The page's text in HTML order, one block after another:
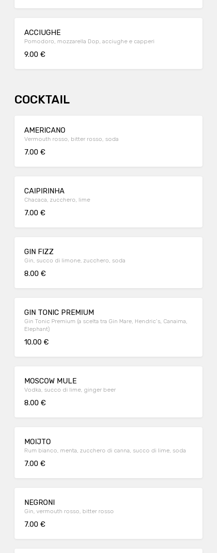
ACCIUGHE
Pomodoro, mozzarella Dop, acciughe e capperi
9.00 €
COCKTAIL
AMERICANO
Vermouth rosso, bitter rosso, soda
7.00 €
CAIPIRINHA
Chacaca, zucchero, lime
7.00 €
GIN FIZZ
Gin, succo di limone, zucchero, soda
8.00 €
GIN TONIC PREMIUM
Gin Tonic Premium (a scelta tra Gin Mare, Hendric’s, Canaima,
Elephant)
10.00 €
MOSCOW MULE
Vodka, succo di lime, ginger beer
8.00 €
MOIJTO
Rum bianco, menta, zucchero di canna, succo di lime, soda
7.00 €
NEGRONI
Gin, vermouth rosso, bitter rosso
7.00 €